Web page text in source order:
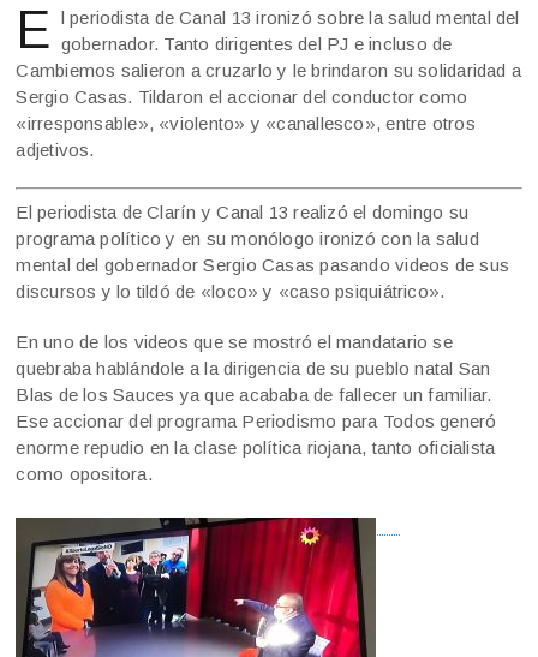
E l periodista de Canal 13 ironizó sobre la salud mental del
gobernador. Tanto dirigentes del PJ e incluso de
Cambiemos salieron a cruzarlo y le brindaron su solidaridad a
Sergio Casas. Tildaron el accionar del conductor como
«irresponsable», «violento» y «canallesco», entre otros
adjetivos.
El periodista de Clarín y Canal 13 realizó el domingo su
programa político y en su monólogo ironizó con la salud
mental del gobernador Sergio Casas pasando videos de sus
discursos y lo tildó de «loco» y «caso psiquiátrico».
En uno de los videos que se mostró el mandatario se
quebraba hablándole a la dirigencia de su pueblo natal San
Blas de los Sauces ya que acababa de fallecer un familiar.
Ese accionar del programa Periodismo para Todos generó
enorme repudio en la clase política riojana, tanto oficialista
como opositora.